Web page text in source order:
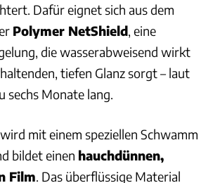
Dafür eignet sich aus dem
Polymer NetShield, eine
die wasserabweisend wirkt
tiefen Glanz sorgt – laut
sechs Monate lang.
mit einem speziellen Schwamm
bildet einen hauchdünnen,
Film. Das überflüssige Material